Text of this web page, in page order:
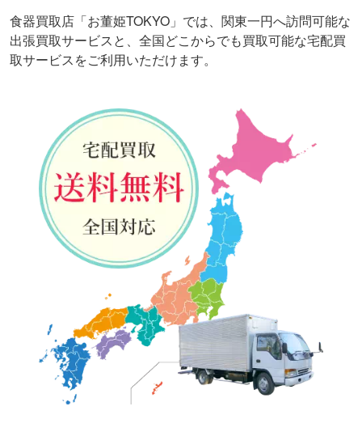
食器買取店「お董姫TOKYO」では、関東一円へ訪問可能な
出張買取サービスと、 全国どこからでも買取可能な宅配買
取サービスをご利用いただけます。